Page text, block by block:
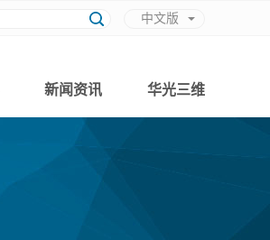
中文版
新闻资讯 华光三维